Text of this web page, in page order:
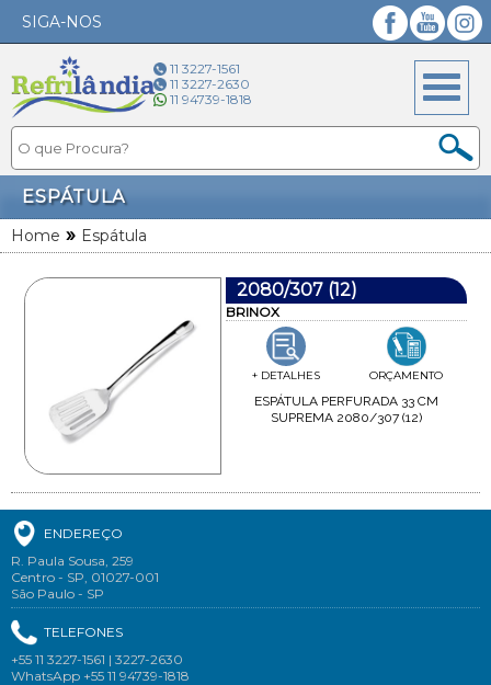
SIGA-NOS Instagram
11 3227-1561
11 3227-2630
11 94739-1818
ESPÁTULA
Home » Espátula
2080/307 (12)
BRINOX
+ DETALHES ORÇAMENTO
ESPÁTULA PERFURADA 33 CM
SUPREMA 2080/307 (12)
ENDEREÇO
R. Paula Sousa, 259
Centro - SP, 01027-001
São Paulo - SP
TELEFONES
+55 11 3227-1561 | 3227-2630
WhatsApp +55 11 94739-1818